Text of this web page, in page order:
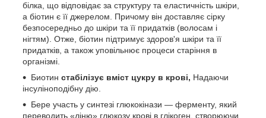
білка, що відповідає за структуру та еластичність шкіри,
а біотин є її джерелом. Причому він доставляє сірку
безпосередньо до шкіри та її придатків (волосам і
нігтям). Отже, біотин підтримує здоров'я шкіри та її
придатків, а також уповільнює процеси старіння в
організмі.
Биотин стабілізує вміст цукру в крові, Надаючи
інсуліноподібну дію.
Бере участь у синтезі глюкокінази — ферменту, який
переводить «ліню» глюкозу крові в глікоген, створюючи